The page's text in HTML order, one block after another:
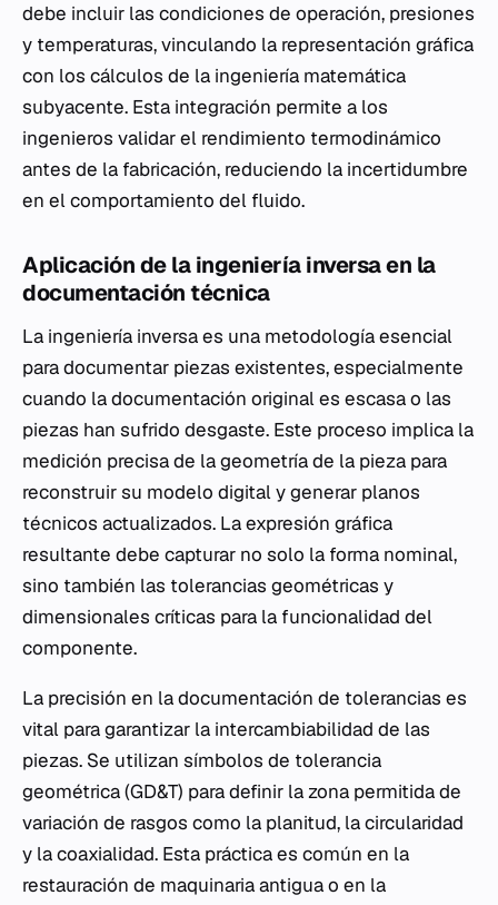
debe incluir las condiciones de operación, presiones
y temperaturas, vinculando la representación gráfica
con los cálculos de la ingeniería matemática
subyacente. Esta integración permite a los
ingenieros validar el rendimiento termodinámico
antes de la fabricación, reduciendo la incertidumbre
en el comportamiento del fluido.
Aplicación de la ingeniería inversa en la
documentación técnica
La ingeniería inversa es una metodología esencial
para documentar piezas existentes, especialmente
cuando la documentación original es escasa o las
piezas han sufrido desgaste. Este proceso implica la
medición precisa de la geometría de la pieza para
reconstruir su modelo digital y generar planos
técnicos actualizados. La expresión gráfica
resultante debe capturar no solo la forma nominal,
sino también las tolerancias geométricas y
dimensionales críticas para la funcionalidad del
componente.
La precisión en la documentación de tolerancias es
vital para garantizar la intercambiabilidad de las
piezas. Se utilizan símbolos de tolerancia
geométrica (GD&T) para definir la zona permitida de
variación de rasgos como la planitud, la circularidad
y la coaxialidad. Esta práctica es común en la
restauración de maquinaria antigua o en la